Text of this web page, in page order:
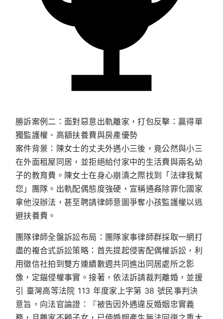
勝訴案例二：面對惡意出軌離家，打包反擊：贏得單
獨監護權、高額扶養費與房產優勢
案件背景： 陳女士的丈夫外遇小三後，竟公然與小三
在外面租屋同居，並拒絕給付家中的生活費與兩名幼
子的教育費。陳女士在身心崩潰之際找到「法律我幫
您」團隊。出軌配偶態度強硬，宣稱通姦除罪化國家
拿他沒辦法，甚至聘請律師意圖爭奪小孩監護權以逃
避扶養費。
團隊律師全盤訴訟布局： 團隊家事律師群採取一網打
盡的複合式訴訟策略：首先提起侵害配偶權訴訟，利
用徵信社拍到雙方連續數週共同進出同居處所之影
像，定錨侵權事實。接著，依法訴請裁判離婚，並援
引 臺灣高等法院 113 年度家上字第 38 號民事判決
意旨，向法官論證：『被告因外遇違反婚姻忠實義